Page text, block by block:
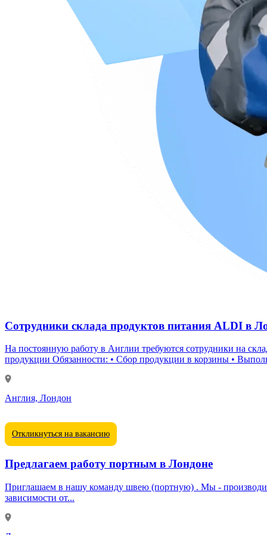
Сотрудники склада продуктов питания ALDI в
На постоянную работу в Англии требуются сотрудники на склад компании ALDI. Основные задачи: • Упаковка продукции • Сортировка товаров
продукции Обязанности: • Сбор продукции в корзины •
Англия, Лондон
Откликнуться на вакансию
Предлагаем работу портным в Лондоне
Приглашаем в нашу команду швею (портную) . Мы - производим свадебные и вечерние платья. Красивая, разнообразная и интересная работа. Зарплата от 13£ в час, с возможностью роста в
зависимости от...